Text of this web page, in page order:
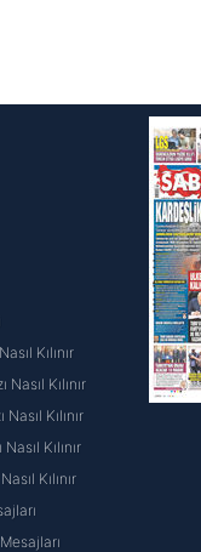
Kılınır
Kılınır
Kılınır
Kılınır
Kılınır